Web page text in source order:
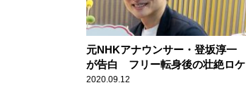
元NHKアナウンサー・登坂淳一
が告白 フリー転身後の壮絶ロケ
2020.09.12